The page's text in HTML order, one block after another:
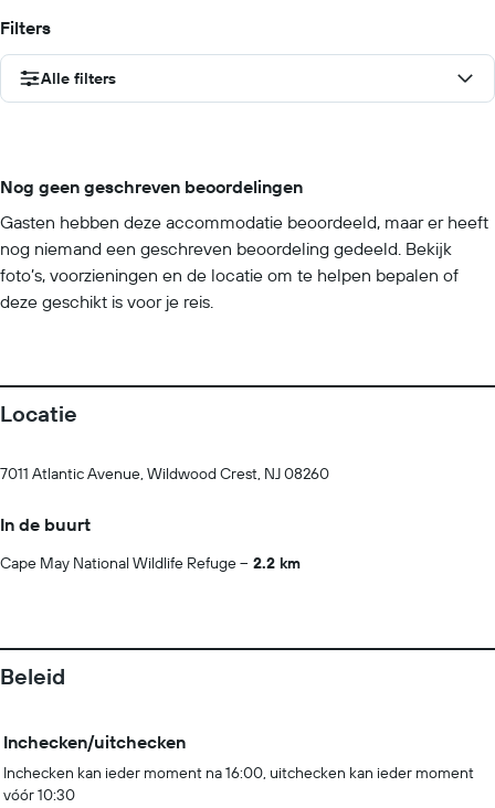
Filters
Alle filters
Nog geen geschreven beoordelingen
Gasten hebben deze accommodatie beoordeeld, maar er heeft
nog niemand een geschreven beoordeling gedeeld. Bekijk
foto’s, voorzieningen en de locatie om te helpen bepalen of
deze geschikt is voor je reis.
Locatie
7011 Atlantic Avenue, Wildwood Crest, NJ 08260
In de buurt
Cape May National Wildlife Refuge 2.2 km
Beleid
Inchecken/uitchecken
Inchecken kan ieder moment na 16:00, uitchecken kan ieder moment
vóór 10:30